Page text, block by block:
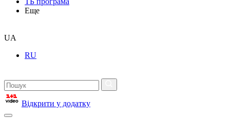
Еще
UA
RU
Відкрити у додатку